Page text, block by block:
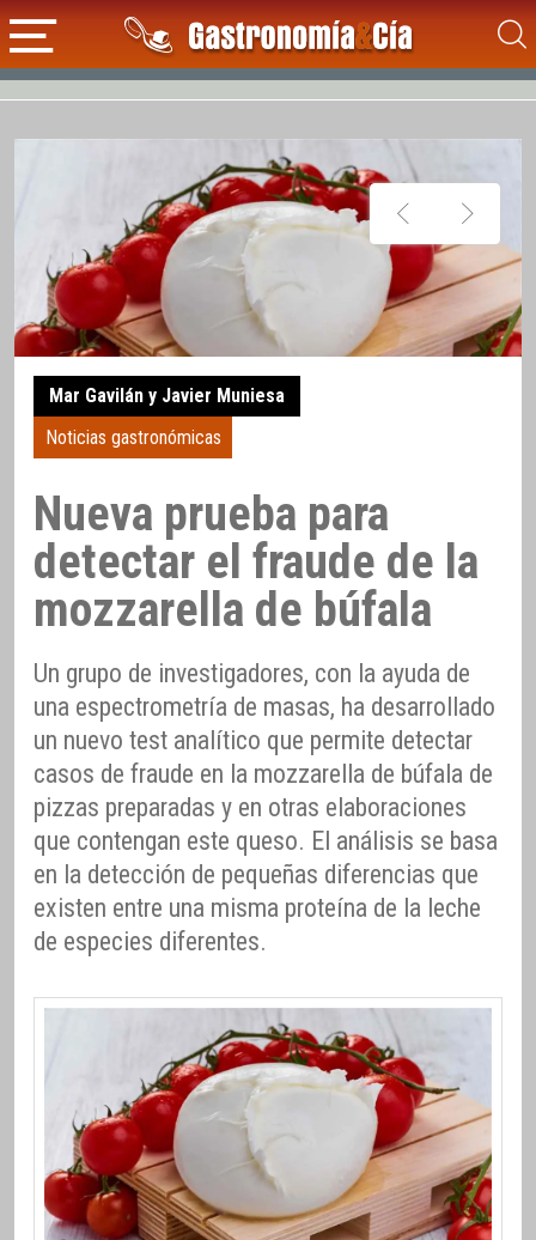
Mar Gavilán y Javier Muniesa
Noticias gastronómicas
Nueva prueba para
detectar el fraude de la
mozzarella de búfala
Un grupo de investigadores, con la ayuda de
una espectrometría de masas, ha desarrollado
un nuevo test analítico que permite detectar
casos de fraude en la mozzarella de búfala de
pizzas preparadas y en otras elaboraciones
que contengan este queso. El análisis se basa
en la detección de pequeñas diferencias que
existen entre una misma proteína de la leche
de especies diferentes.